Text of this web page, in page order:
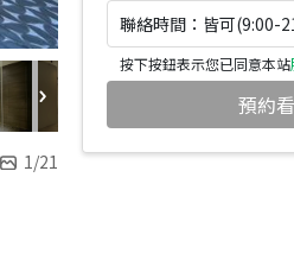
1/21
聯絡時間：皆可(9:00-
按下按鈕表示您已同意本站
預約